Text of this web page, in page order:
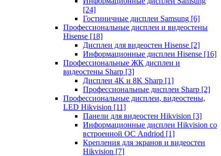
[24]
Гостиничные дисплеи Samsung [6]
Профессиональные дисплеи и видеостены
Hisense [18]
Дисплеи для видеостен Hisense [2]
Информационные дисплеи Hisense [16]
Профессиональные ЖК дисплеи и
видеостены Sharp [3]
Дисплеи 4K и 8K Sharp [1]
Профессиональные дисплеи Sharp [2]
Профессиональные дисплеи, видеостены,
LED Hikvision [11]
Панели для видеостен Hikvision [3]
Информационные дисплеи Hikvision со
встроенной ОС Andriod [1]
Крепления для экранов и видеостен
Hikvision [7]